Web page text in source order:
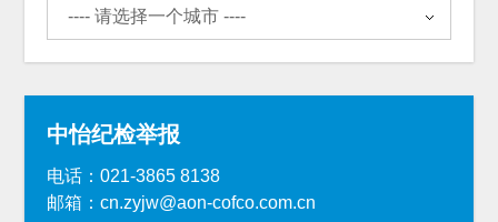
中怡纪检举报
电话：021-3865 8138
邮箱：cn.zyjw@aon-cofco.com.cn